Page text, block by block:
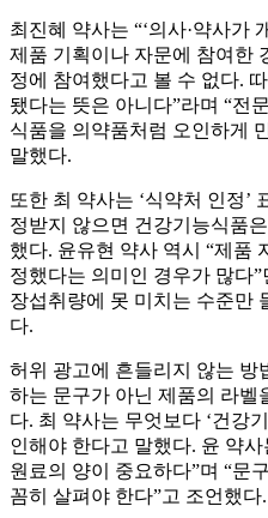
최진혜 약사는 “‘의사·약사가
제품 기획이나 자문에 참여한
정에 참여했다고 볼 수 없다.
됐다는 뜻은 아니다”라며 “전
식품을 의약품처럼 오인하게
말했다.
또한 최 약사는 ‘식약처 인정’
정받지 않으면 건강기능식품
했다. 윤유현 약사 역시 “제품
정했다는 의미인 경우가 많다
장섭취량에 못 미치는 수준만
다.
허위 광고에 흔들리지 않는 방
하는 문구가 아닌 제품의 라벨
다. 최 약사는 무엇보다 ‘건강
인해야 한다고 말했다. 윤 약
원료의 양이 중요하다”며 “문
꼼히 살펴야 한다”고 조언했다.